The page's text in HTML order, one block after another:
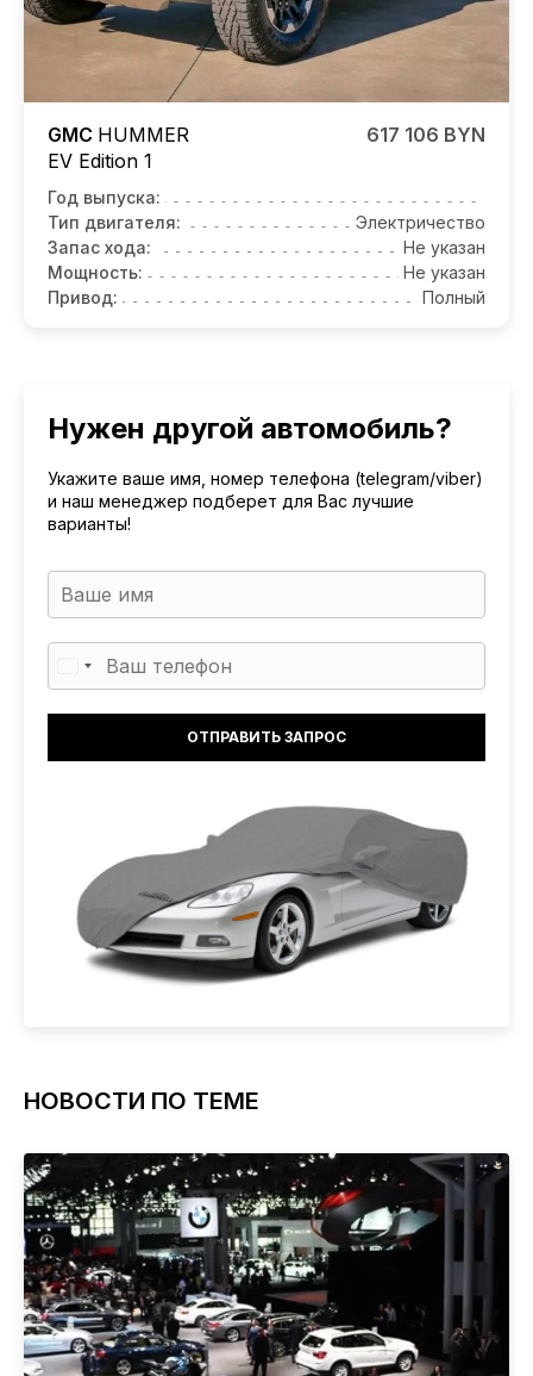
GMC HUMMER
EV Edition 1
617 106 BYN
Год выпуска:
Тип двигателя:
Электричество
Запас хода:
Не указан
Мощность:
Не указан
Привод:
Полный
Нужен другой автомобиль?
Укажите ваше имя, номер телефона (telegram/viber)
и наш менеджер подберет для Вас лучшие
варианты!
НОВОСТИ ПО ТЕМЕ